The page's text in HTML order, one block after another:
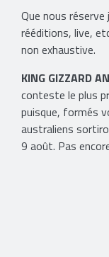
Que nous
rééditions, live,
non exhaustive.
KING GIZZARD
conteste le plus
puisque, formés
australiens
9 août. Pas